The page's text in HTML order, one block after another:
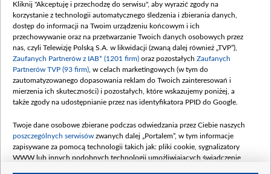
Procedura zgłoszeń wewnętrznych
Kliknij "Akceptuję i przechodzę do serwisu", aby wyrazić zgody na
korzystanie z technologii automatycznego śledzenia i zbierania danych,
dostęp do informacji na Twoim urządzeniu końcowym i ich
przechowywanie oraz na przetwarzanie Twoich danych osobowych przez
nas, czyli Telewizję Polską S.A. w likwidacji (zwaną dalej również „TVP”),
Zaufanych Partnerów z IAB* (1201 firm) oraz pozostałych Zaufanych
Partnerów TVP (93 firm) , w celach marketingowych (w tym do
zautomatyzowanego dopasowania reklam do Twoich zainteresowań i
mierzenia ich skuteczności) i pozostałych, które wskazujemy poniżej, a
także zgody na udostępnianie przez nas identyfikatora PPID do Google.
Twoje dane osobowe zbierane podczas odwiedzania przez Ciebie naszych
poszczególnych serwisów zwanych dalej „Portalem”, w tym informacje
zapisywane za pomocą technologii takich jak: pliki cookie, sygnalizatory
WWW lub innych podobnych technologii umożliwiających świadczenie